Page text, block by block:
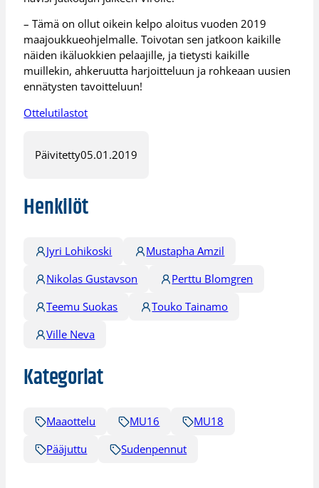
– Tämä on ollut oikein kelpo aloitus vuoden 2019
maajoukkueohjelmalle. Toivotan sen jatkoon kaikille
näiden ikäluokkien pelaajille, ja tietysti kaikille
muillekin, ahkeruutta harjoitteluun ja rohkeaan uusien
ennätysten tavoitteluun!
Ottelutilastot
Päivitetty05.01.2019
Henkilöt
Jyri Lohikoski
Mustapha Amzil
Nikolas Gustavson
Perttu Blomgren
Teemu Suokas
Touko Tainamo
Ville Neva
Kategoriat
Maaottelu MU16
MU18
Pääjuttu
Sudenpennut